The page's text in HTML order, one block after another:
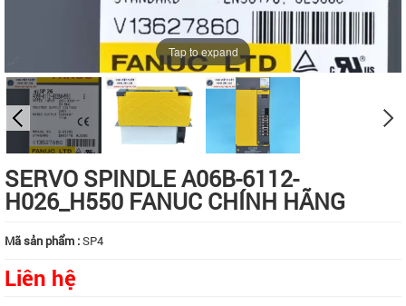
Tap to expand
SERVO SPINDLE A06B-6112-
H026_H550 FANUC CHÍNH HÃNG
Mã sản phẩm :SP4
Liên hệ